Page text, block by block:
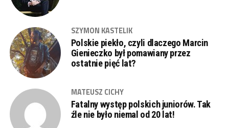
SZYMON KASTELIK
Polskie piekło, czyli dlaczego Marcin
Gienieczko był pomawiany przez
ostatnie pięć lat?
MATEUSZ CICHY
Fatalny występ polskich juniorów. Tak
źle nie było niemal od 20 lat!